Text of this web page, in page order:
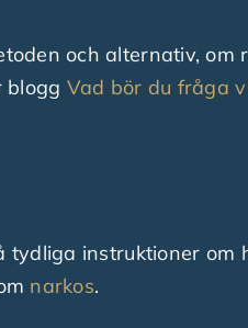
och alternativ, om
blogg Vad bör du fråga
instruktioner om
narkos.